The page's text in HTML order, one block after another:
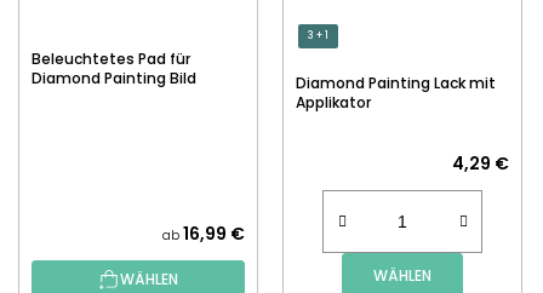
Beleuchtetes Pad für
Diamond Painting Bild
ab 16,99 €
WÄHLEN
3 + 1
Diamond Painting Lack mit
Applikator
4,29 €
WÄHLEN